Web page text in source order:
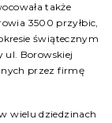
także
3500 przyłbic,
świątecznym
ul. Borowskiej
przez firmę
wielu dziedzinach